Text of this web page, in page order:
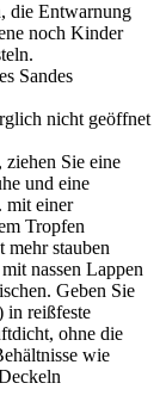
die Entwarnung
noch Kinder
Sandes
nicht geöffnet
ziehen Sie eine
und eine
mit einer
Tropfen
mehr stauben
nassen Lappen
Geben Sie
in reißfeste
ohne die
wie